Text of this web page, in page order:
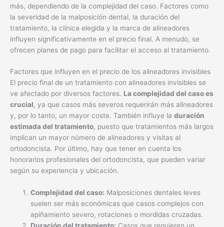
más, dependiendo de la complejidad del caso. Factores como
la severidad de la malposición dental, la duración del
tratamiento, la clínica elegida y la marca de alineadores
influyen significativamente en el precio final. A menudo, se
ofrecen planes de pago para facilitar el acceso al tratamiento.
Factores que influyen en el precio de los alineadores invisibles
El precio final de un tratamiento con alineadores invisibles se
ve afectado por diversos factores. La complejidad del caso es
crucial, ya que casos más severos requerirán más alineadores
y, por lo tanto, un mayor coste. También influye la duración
estimada del tratamiento, puesto que tratamientos más largos
implican un mayor número de alineadores y visitas al
ortodoncista. Por último, hay que tener en cuenta los
honorarios profesionales del ortodoncista, que pueden variar
según su experiencia y ubicación.
Complejidad del caso: Malposiciones dentales leves
suelen ser más económicas que casos complejos con
apiñamiento severo, rotaciones o mordidas cruzadas.